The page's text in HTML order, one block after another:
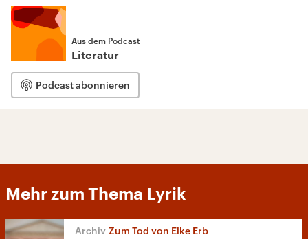
Aus dem Podcast
Literatur
Podcast abonnieren
Mehr zum Thema Lyrik
Zum Tod von Elke Erb